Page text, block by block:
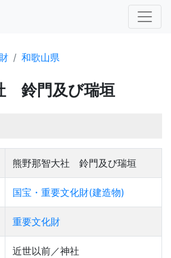
和歌山県
鈴門及び瑞垣
熊野那智大社 鈴門及び瑞垣
国宝・重要文化財(建造物)
重要文化財
近世以前／神社